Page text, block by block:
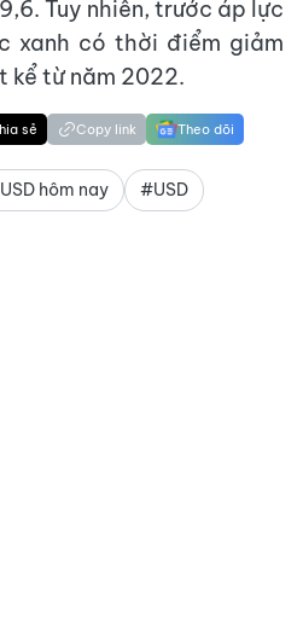
Tuy nhiên, trước áp lực
xanh có thời điểm giảm
kể từ năm 2022.
sẻ Copy link Theo dõi
hôm nay #USD